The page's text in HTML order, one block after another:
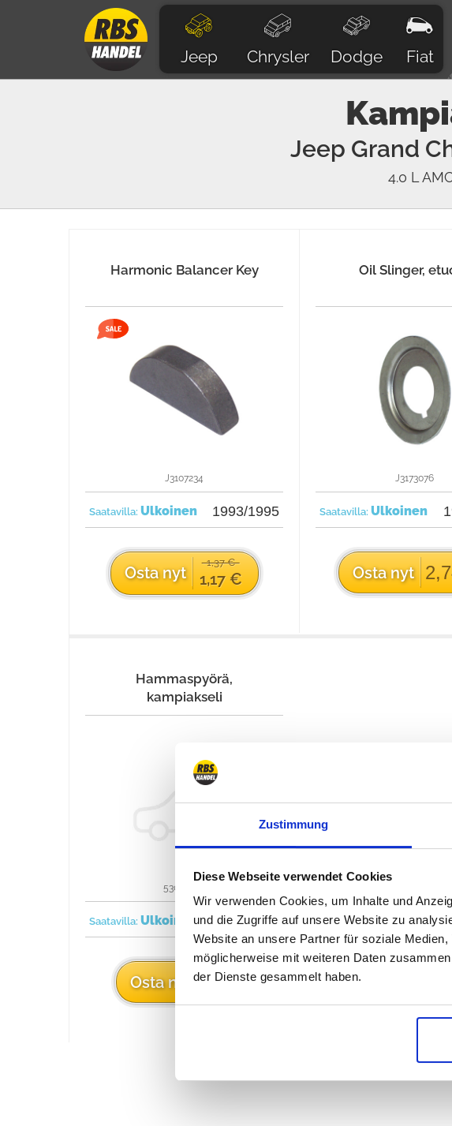
Zustimmung
Diese Webseite verwendet Cookies
Wir verwenden Cookies, um Inhalte und
und die Zugriffe auf unsere Website zu
Website an unsere Partner für soziale
möglicherweise mit weiteren Daten
der Dienste gesammelt haben.
Jeep Chrysler Dodge Fiat
Jeep Grand
4.0 L
Harmonic Balancer Key
J3107234
Saatavilla: Ulkoinen 1993/1995
Osta nyt
1,37 €
1,17 €
Oil Slinger,
J3173076
Saatavilla:Ulkoinen
Osta nyt
Hammaspyörä,
kampiakseli
53020443
Saatavilla: Ulkoinen 1993/1995
Osta nyt 29 €